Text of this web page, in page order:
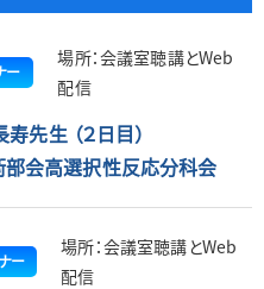
ー
場所：会議室聴講とWeb
配信
先生 （２日目）
会高選択性反応分科会
ー
場所：会議室聴講とWeb
配信